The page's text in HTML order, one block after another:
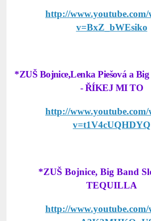
http://www.youtube.com/
v=BxZ_bWEsiko
*ZUŠ Bojnice,Lenka Piešová a
- ŘÍKEJ MI TO
http://www.youtube.com/
v=t1V4cUQHDYQ
*ZUŠ Bojnice, Big Band
TEQUILLA
http://www.youtube.com/